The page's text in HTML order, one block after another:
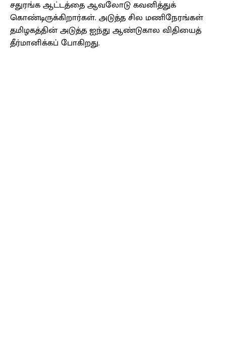
சதுரங்க ஆட்டத்தை ஆவலோடு கவனித்துக்
கொண்டிருக்கிறார்கள். அடுத்த சில மணிநேரங்கள்
தமிழகத்தின் அடுத்த ஐந்து ஆண்டுகால விதியைத்
தீர்மானிக்கப் போகிறது.